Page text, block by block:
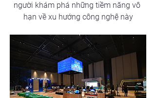
người khám phá những tiềm năng vô
hạn về xu hướng công nghệ này